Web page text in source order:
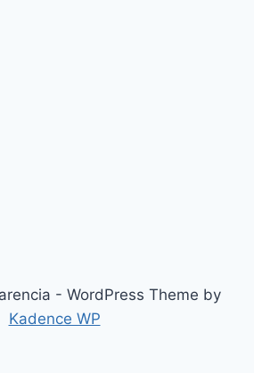
- WordPress Theme by
Kadence WP